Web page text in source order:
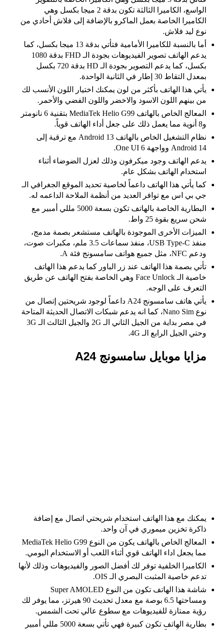
الواسع، الكاميرا الثالثة تكون بدقة 2 ميجا بكسل وهي
الكاميرا الخاصة بعمل الماكرو بالإضافة إلى فلاش أحادي من
نوع ليد فلاش.
أما بالنسبة للكاميرا الأمامية فتأتي بدقة 13 ميجا بكسل، كما
يدعم الهاتف تصوير الفيديوهات بجودة الـ FHD بدقة 1080
بكسل، كما يدعم التصوير بجودة الـ HD بدقة 720 بكسل
بمعدل التقاط 30 إطار في الثانية الواحدة.
يأتي هذا الهاتف بأكثر من لون يمكنك اختيار اللون الأنسب لك
من بينهم اللون الاسود والاخضر واللون الفضي والأحمر.
المعالج الخاص بالهاتف MediaTek Helio G99 بتقنية 6 نانومتر
و8 أنوية مما يعمل ذلك على جعل أداء الهاتف قوياً.
نظام التشغيل الخاص بالهاتف Android 13 مع ترقية إلى
Android 14 وواجهة One UI 6.
يدعم الهاتف وجود ميكرفون وذلك لعزل الضوضاء أثناء
استخدام الهاتف بشكل عام.
كما يأتي هذا الهاتف داعماً لخاصية تحديد الموقع الجغرافي الـ
جي بي اس مع توافر العديد من أنظمة الملاحة الداعمه له.
البطارية الخاصة بالهاتف تكون بسعة 5000 مللي أمبير مع
شحن سريع بقوة 25 واط.
الميزات الأخرى الموجودة بالهاتف مستشعر بصمة مدمج،
منفذ USB Type-C، منفذ سماعات 3.5 ملم، مكبرات صوت،
ودعم NFC، مثل جميع هواتف سامسونج فئة A.
تأتي بصمة هذا الهاتف عند زر الباور كما يدعم هذا الهاتف
خاصية الـ Face Unlock وهي الخاصة بفتح الهاتف عن طريق
التعرف على الوجه.
يأتي هاتف سامسونج A24 داعماً لوجود شريحتين إتصال من
نوع Nano Sim، كما انه يدعم شبكات الاتصال الحديثة المتاحة
في مصر بداية من الجيل الثاني الـ 2G والجيل الثالث الـ 3G
وحتي الجيل الرابع الـ 4G.
مزايا موبايل سامسونج A24
يمكنك مع هذا الهاتف استخدام شريحتي اتصال مع إضافة
ذاكرة تخزين ميموري في آن واحد.
المعالج الخاص بالهاتف يكون من النوع MediaTek Helio G99
مما يجعل اداء الهاتف قوي أثناء اللعب أو الاستخدام اليومي.
الكاميرا الخلفية توفر لك أفضل الصور والفيديوهات وذلك لأنها
تدعم خاصية المثبت البصري الـ OIS.
شاشة هذا الهاتف تكون من النوع Super AMOLED
ومساحتها 6.5 بوصة مع معدل تحديث 90 هيرتز، مما يوفر لك
رؤية ممتازة للفيديوهات مع سطوع عالي تحت الشمس.
بطارية الهاتف تكون كبيرة فهي تأتي بسعة 5000 مللي أمبير